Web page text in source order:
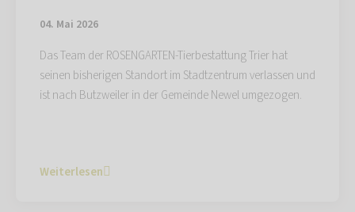
04. Mai 2026
Das Team der ROSENGARTEN-Tierbestattung Trier hat
seinen bisherigen Standort im Stadtzentrum verlassen und
ist nach Butzweiler in der Gemeinde Newel umgezogen.
Weiterlesen